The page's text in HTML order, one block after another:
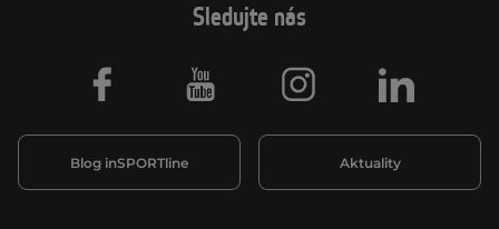
Sledujte nás
Blog inSPORTline Aktuality
Facebook Youtube Instagram LinkedIn